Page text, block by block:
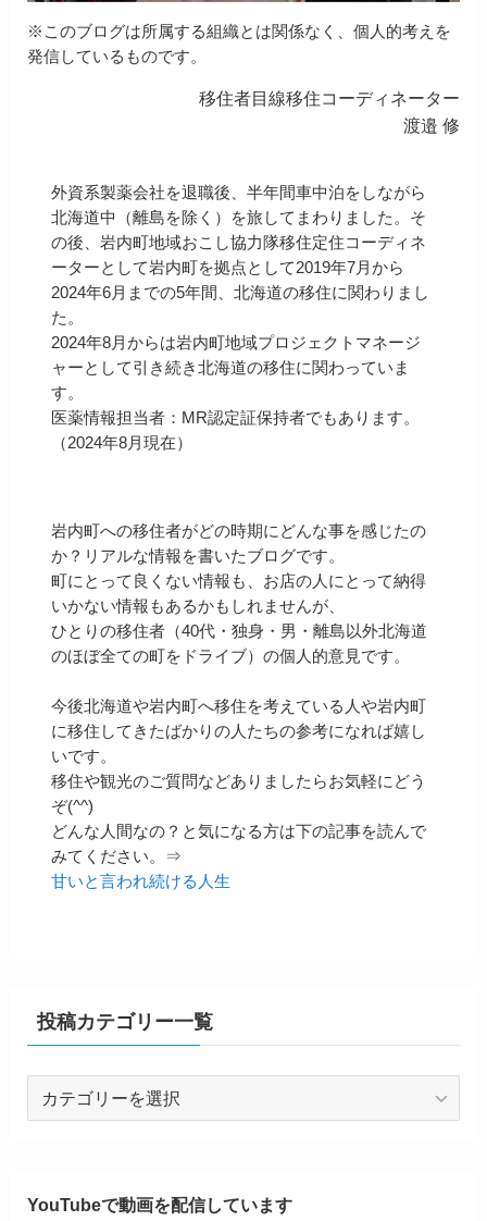
※このブログは所属する組織とは関係なく、個人的考えを
発信しているものです。
移住者目線移住コーディネーター
渡邉 修
外資系製薬会社を退職後、半年間車中泊をしながら
北海道中（離島を除く）を旅してまわりました。そ
の後、岩内町地域おこし協力隊移住定住コーディネ
ーターとして岩内町を拠点として2019年7月から
2024年6月までの5年間、北海道の移住に関わりまし
た。
2024年8月からは岩内町地域プロジェクトマネージ
ャーとして引き続き北海道の移住に関わっていま
す。
医薬情報担当者：MR認定証保持者でもあります。
（2024年8月現在）
岩内町への移住者がどの時期にどんな事を感じたの
か？リアルな情報を書いたブログです。
町にとって良くない情報も、お店の人にとって納得
いかない情報もあるかもしれませんが、
ひとりの移住者（40代・独身・男・離島以外北海道
のほぼ全ての町をドライブ）の個人的意見です。
今後北海道や岩内町へ移住を考えている人や岩内町
に移住してきたばかりの人たちの参考になれば嬉し
いです。
移住や観光のご質問などありましたらお気軽にどう
ぞ(^^)
どんな人間なの？と気になる方は下の記事を読んで
みてください。⇒
甘いと言われ続ける人生
投稿カテゴリー一覧
ゴ
YouTubeで動画を配信しています